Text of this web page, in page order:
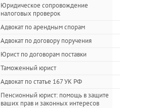
Юридическое сопровождение
налоговых проверок
Адвокат по арендным спорам
Адвокат по договору поручения
Юрист по договорам поставки
Таможенный юрист
Адвокат по статье 167 УК РФ
Пенсионный юрист: помощь в защите
ваших прав и законных интересов